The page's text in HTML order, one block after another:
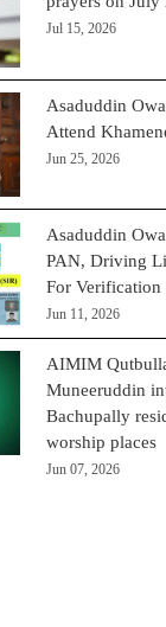
Jul 15, 2026
Asaduddin
Attend
Jun 25, 2026
Asaduddin
PAN, Driving
For Verification
Jun 11, 2026
AIMIM
Muneeruddin
Bachupally
worship places
Jun 07, 2026